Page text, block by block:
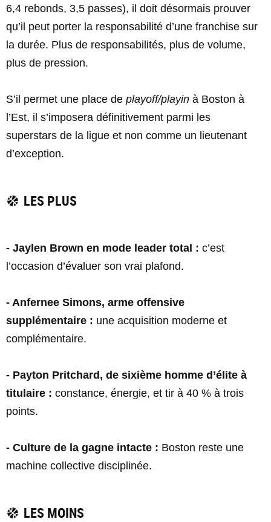
6,4 rebonds, 3,5 passes), il doit désormais prouver
qu’il peut porter la responsabilité d’une franchise sur
la durée. Plus de responsabilités, plus de volume,
plus de pression.
S’il permet une place de playoff/playin à Boston à
l’Est, il s’imposera définitivement parmi les
superstars de la ligue et non comme un lieutenant
d’exception.
LES PLUS
- Jaylen Brown en mode leader total : c’est
l’occasion d’évaluer son vrai plafond.
- Anfernee Simons, arme offensive
supplémentaire : une acquisition moderne et
complémentaire.
- Payton Pritchard, de sixième homme d’élite à
titulaire : constance, énergie, et tir à 40 % à trois
points.
- Culture de la gagne intacte : Boston reste une
machine collective disciplinée.
LES MOINS